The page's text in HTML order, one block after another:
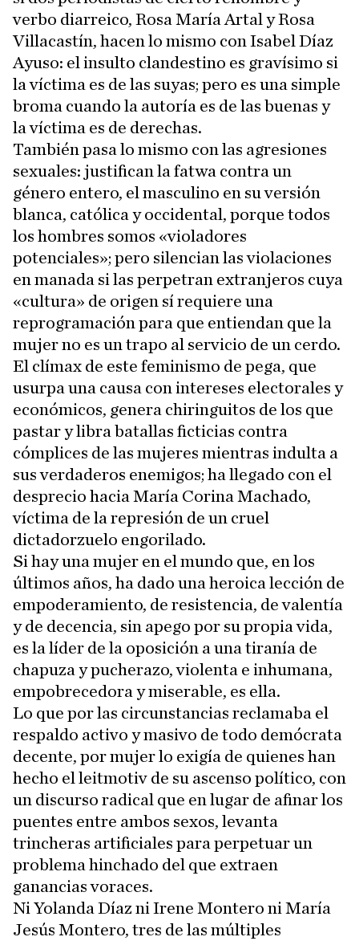
verbo diarreico, Rosa María Artal y Rosa
Villacastín, hacen lo mismo con Isabel Díaz
Ayuso: el insulto clandestino es gravísimo si
la víctima es de las suyas; pero es una simple
broma cuando la autoría es de las buenas y
la víctima es de derechas.
También pasa lo mismo con las agresiones
sexuales: justifican la fatwa contra un
género entero, el masculino en su versión
blanca, católica y occidental, porque todos
los hombres somos «violadores
potenciales»; pero silencian las violaciones
en manada si las perpetran extranjeros cuya
«cultura» de origen sí requiere una
reprogramación para que entiendan que la
mujer no es un trapo al servicio de un cerdo.
El clímax de este feminismo de pega, que
usurpa una causa con intereses electorales y
económicos, genera chiringuitos de los que
pastar y libra batallas ficticias contra
cómplices de las mujeres mientras indulta a
sus verdaderos enemigos; ha llegado con el
desprecio hacia María Corina Machado,
víctima de la represión de un cruel
dictadorzuelo engorilado.
Si hay una mujer en el mundo que, en los
últimos años, ha dado una heroica lección de
empoderamiento, de resistencia, de valentía
y de decencia, sin apego por su propia vida,
es la líder de la oposición a una tiranía de
chapuza y pucherazo, violenta e inhumana,
empobrecedora y miserable, es ella.
Lo que por las circunstancias reclamaba el
respaldo activo y masivo de todo demócrata
decente, por mujer lo exigía de quienes han
hecho el leitmotiv de su ascenso político, con
un discurso radical que en lugar de afinar los
puentes entre ambos sexos, levanta
trincheras artificiales para perpetuar un
problema hinchado del que extraen
ganancias voraces.
Ni Yolanda Díaz ni Irene Montero ni María
Jesús Montero, tres de las múltiples